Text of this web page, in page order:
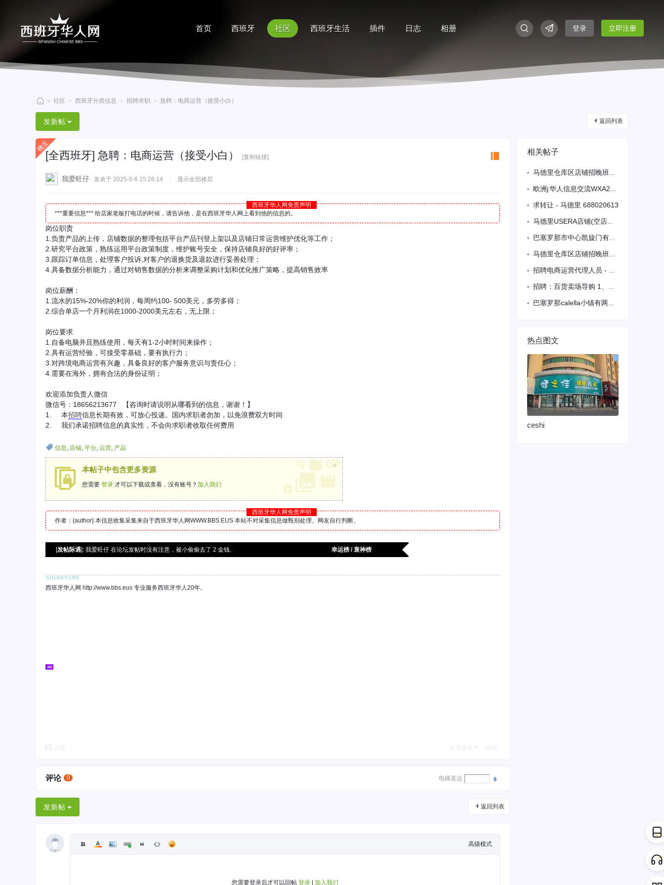
首页 西班牙 社区 西班牙生活 插件 日志 相册 登录 立即注册
西
班
牙
华
» 社区 › 西班牙分类信息 › 招聘求职 › 急聘：电商运营（接受小白）
返回列表
发新帖
[全西班牙] 急聘：电商运营（接受小白） [复制链接]
我爱旺仔 发表于 2025-5-6 15:26:14 显示全部楼层
西班牙华人网免责声明
***重要信息*** 给店家老板打电话的时候，请告诉他，是在西班牙华人网上看到他的信息的。
岗位职责
1.负责产品的上传，店铺数据的整理包括平台产品刊登上架以及店铺日常运营维护优化等工作；
2.研究平台政策，熟练运用平台政策制度，维护账号安全，保持店铺良好的好评率；
3.跟踪订单信息，处理客户投诉,对客户的退换货及退款进行妥善处理；
4.具备数据分析能力，通过对销售数据的分析来调整采购计划和优化推广策略，提高销售效率
岗位薪酬：
1.流水的15%-20%你的利润，每周约100- 500美元，多劳多得；
2.综合单店一个月利润在1000-2000美元左右，无上限；
岗位要求
1.自备电脑并且熟练使用，每天有1-2小时时间来操作；
2.具有运营经验，可接受零基础，要有执行力；
3.对跨境电商运营有兴趣，具备良好的客户服务意识与责任心；
4.需要在海外，拥有合法的身份证明；
欢迎添加负责人微信
微信号：18656213677 【咨询时请说明从哪看到的信息，谢谢！】
1. 本招聘信息长期有效，可放心投递。国内求职者勿加，以免浪费双方时间
2. 我们承诺招聘信息的真实性，不会向求职者收取任何费用
信息, 店铺, 平台, 运营, 产品
本帖子中包含更多资源
您需要 登录 才可以下载或查看，没有账号？ 加入我们
×
西班牙华人网免责声明
作者：{author} 本信息收集采集来自于西班牙华人网WWW.BBS.EUS 本站不对采集信息做甄别处理。网友自行判断。
[发帖际遇]: 我爱旺仔 在论坛发帖时没有注意，被小偷偷去了 2 金钱. 幸运榜 / 衰神榜
西班牙华人网 http://www.bbs.eus 专业服务西班牙华人20年。
评论 0 电梯直达
返回列表
发新帖
高级模式
您需要登录后才可以回帖 登录 加入我们
相关帖子
马德里仓库区店铺招晚班人员 每天14-19点可以电话联系，非诚勿扰
欧洲j 华人信息交流WXA2324256000
求转让 - 马德里 688020613
马德里USERA店铺(空店转让)，靠近地铁口50米，位置绝佳黄金地段房租便宜38
巴塞罗那市中心凯旋门有店铺出售三十五万，房东直售无中介费，详情电话咨询房东是老外
马德里仓库区店铺招晚班人员，工作时间14：00-02：00，午休2小时
招聘电商运营代理人员 - 马拉加 +34646045172
招聘：百货卖场导购 1、负责门店对应区域产品理货补货、及时上架货品、检查价格异常
巴塞罗那calella小镇有两家店转让，包你们看得上！不要错过这个机会，可以开任
热点图文
ceshi